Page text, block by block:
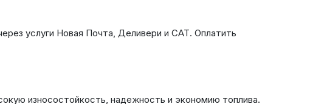
услуги Новая Почта, Деливери и САТ. Оплатить
износостойкость, надежность и экономию топлива.